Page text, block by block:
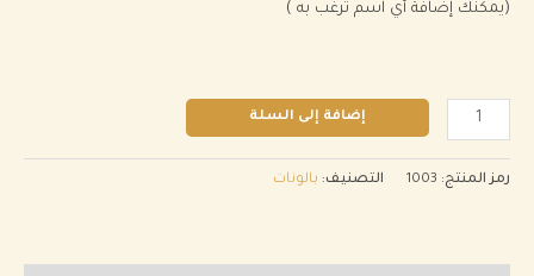
(يمكنك إضافة أي اسم ترغب به )
إضافة إلى السلة
رمز المنتج: 1003 التصنيف: بالونات